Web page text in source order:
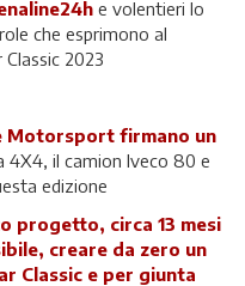
e volentieri lo
che esprimono al
2023
Motorsport firmano un
4X4, il camion Iveco 80 e
edizione
progetto, circa 13 mesi
creare da zero un
Classic e per giunta